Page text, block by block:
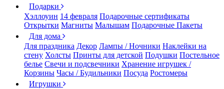
Подарки
Хэллоуин 14 февраля Подарочные сертификаты
Открытки Магниты Малышам Подарочные Пакеты
Для дома
Для праздника Декор Лампы / Ночники Наклейки на
стену Холсты Принты для детской Подушки Постельное
белье Свечи и подсвечники Хранение игрушек /
Корзины Часы / Будильники Посуда Ростомеры
Игрушки